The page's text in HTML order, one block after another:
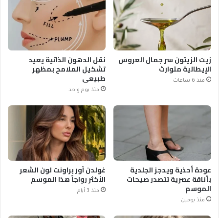
زيت الزيتون سر جمال العروس
الإيطالية متوارث
منذ 6 ساعات
نقل الدهون الذاتية يعيد
تشكيل الملامح بمظهر
طبيعي
منذ يوم واحد
عودة أحذية ويدجز الجلدية
بأناقة عصرية تتصدر صيحات
الموسم
منذ يومين
غولدن آور براونت لون الشعر
الأكثر رواجاً هذا الموسم
منذ 3 أيام